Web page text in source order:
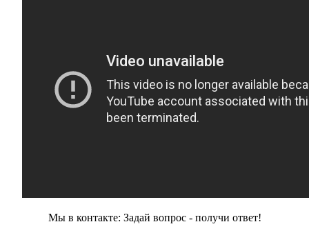
Мы в контакте: Задай вопрос - получи ответ!